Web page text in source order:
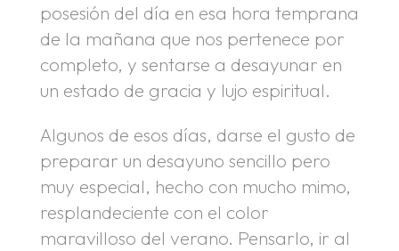
posesión del día en esa hora temprana
de la mañana que nos pertenece por
completo, y sentarse a desayunar en
un estado de gracia y lujo espiritual.
Algunos de esos días, darse el gusto de
preparar un desayuno sencillo pero
muy especial, hecho con mucho mimo,
resplandeciente con el color
maravilloso del verano. Pensarlo, ir al